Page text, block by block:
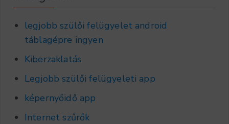
legjobb szülői felügyelet android
táblagépre ingyen
Kiberzaklatás
Legjobb szülői felügyeleti app
képernyőidő app
Internet szűrők